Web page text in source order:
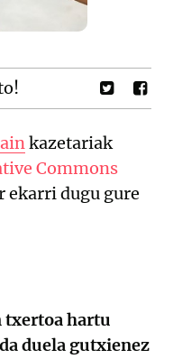
kazetariak
Commons
ekarri dugu gure
txertoa hartu
duela gutxienez